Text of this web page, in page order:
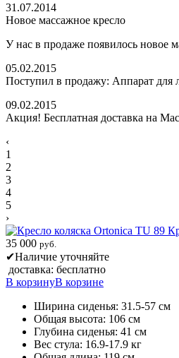
31.07.2014
Новое массажное кресло
У нас в продаже появилось новое
05.02.2015
Поступил в продажу: Аппарат для
09.02.2015
Акция! Бесплатная доставка на
‹
1
2
3
4
5
›
35 000 руб.
✔Наличие уточняйте
доставка: бесплатно
В корзинуВ корзине
Ширина сиденья: 31.5-57 см
Общая высота: 106 см
Глубина сиденья: 41 см
Вес стула: 16.9-17.9 кг